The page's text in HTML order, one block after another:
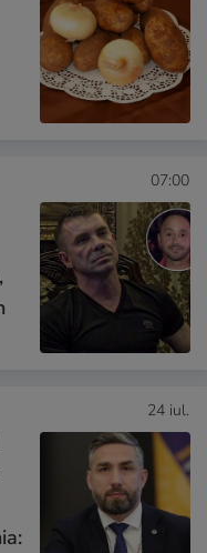
07:00
24 iul.